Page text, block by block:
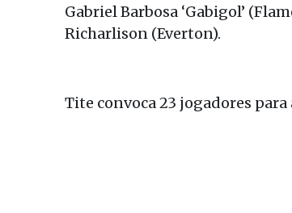
Gabriel Barbosa ‘Gabigol’
Richarlison (Everton).
Tite convoca 23 jogadores